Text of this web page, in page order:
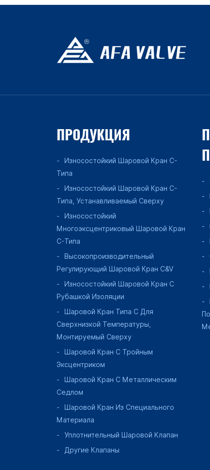
ПРОДУКЦИЯ
Износостойкий Шаровой Кран C-
Типа
Износостойкий Шаровой Кран C-
Типа, Устанавливаемый Сверху
Износостойкий
Многоэксцентриковый Шаровой Кран
C-Типа
Высокопроизводительный
Регулирующий Шаровой Кран C&V
Износостойкий Шаровой Кран С
Рубашкой Изоляции
Шаровой Кран Типа C Для
Сверхнизкой Температуры,
Монтируемый Сверху
Шаровой Кран С Тройным
Эксцентриком
Шаровой Кран С Металлическим
Седлом
Шаровой Кран Из Специального
Материала
Уплотнительный Шаровой Клапан
Другие Клапаны